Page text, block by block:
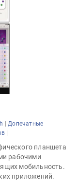
| Допечатные
|
планшета
рабочими
мобильность.
приложений.